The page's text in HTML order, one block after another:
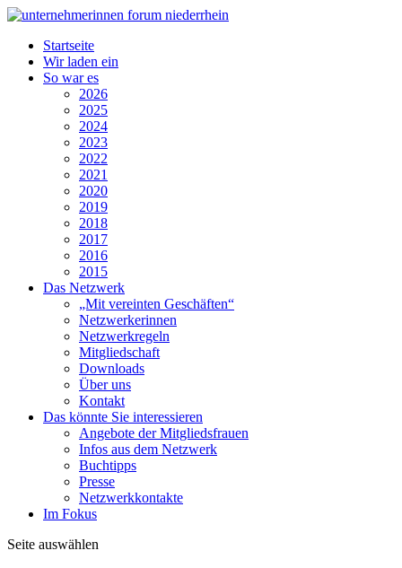
Startseite
Wir laden ein
So war es
2026
2025
2024
2023
2022
2021
2020
2019
2018
2017
2016
2015
Das Netzwerk
„Mit vereinten Geschäften“
Netzwerkerinnen
Netzwerkregeln
Mitgliedschaft
Downloads
Über uns
Kontakt
Das könnte Sie interessieren
Angebote der Mitgliedsfrauen
Infos aus dem Netzwerk
Buchtipps
Presse
Netzwerkkontakte
Im Fokus
Seite auswählen